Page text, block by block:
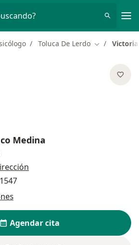
Toluca De Lerdo Cambiar de
Medina
Agendar cita